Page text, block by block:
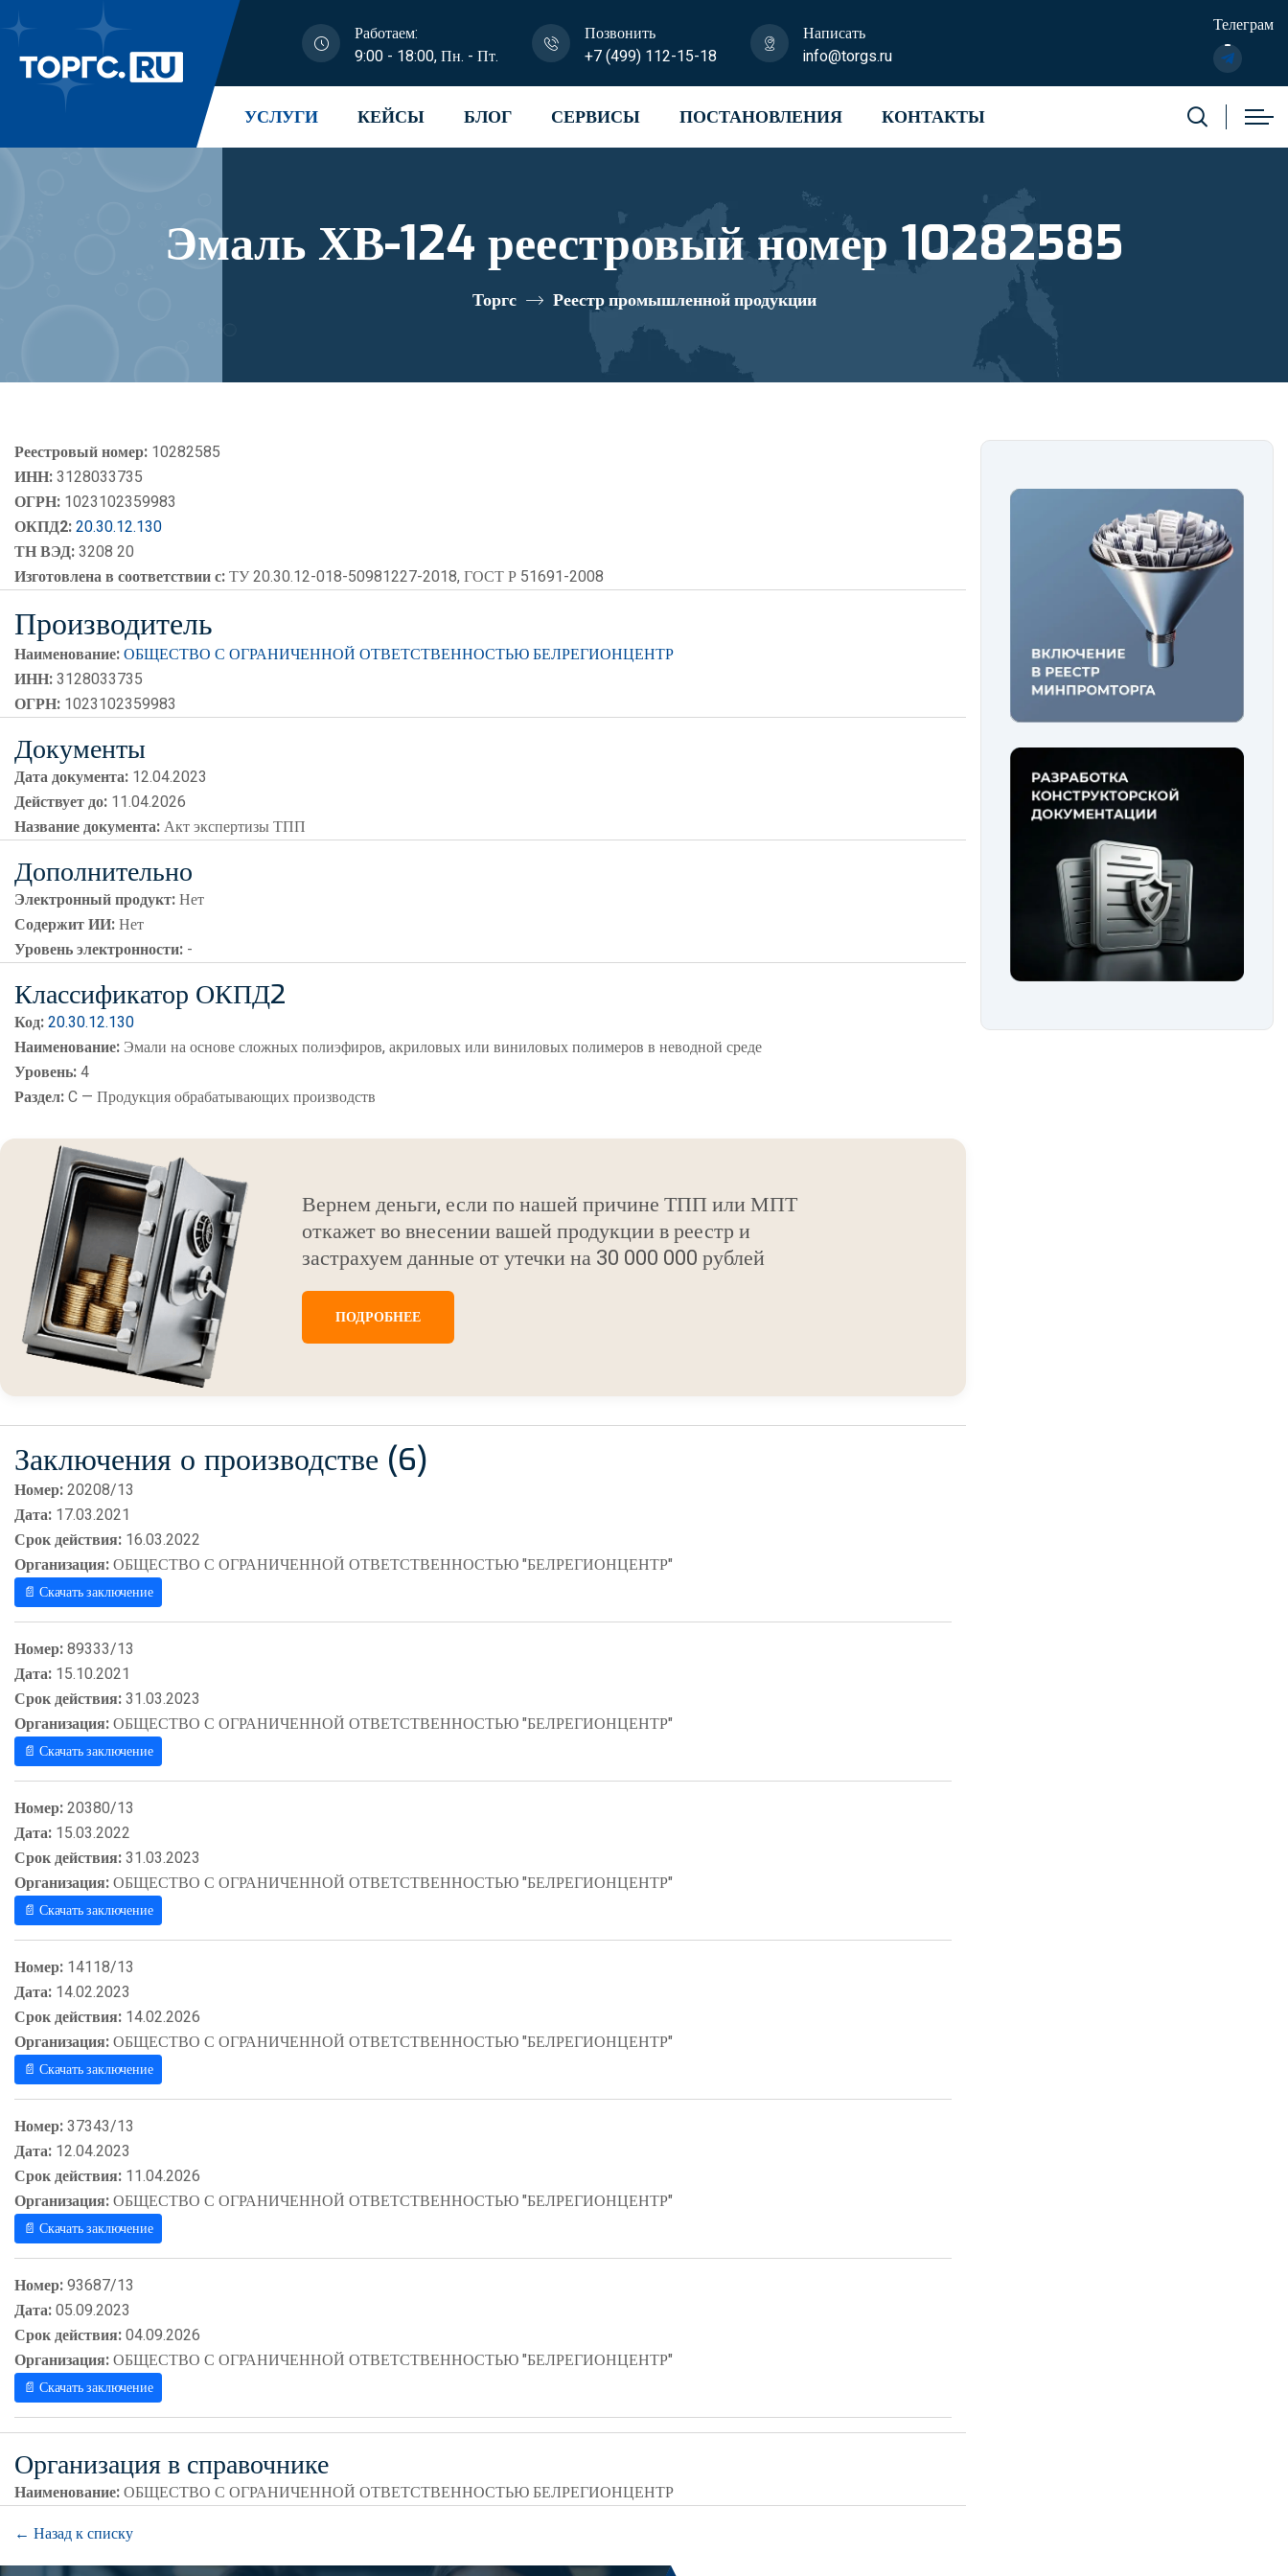
Работаем:
9:00 - 18:00, Пн. - Пт.
Позвонить
+7 (499) 112-15-18
Написать
info@torgs.ru
Телеграм
УСЛУГИ КЕЙСЫ БЛОГ СЕРВИСЫ ПОСТАНОВЛЕНИЯ КОНТАКТЫ
Эмаль ХВ-124 реестровый номер 10282585
Торгс Реестр промышленной продукции
Реестровый номер: 10282585
ИНН:3128033735
ОГРН: 1023102359983
ОКПД2:20.30.12.130
ТН ВЭД:3208 20
Изготовлена в соответствии с:ТУ 20.30.12-018-50981227-2018, ГОСТ Р 51691-2008
Производитель
Наименование:ОБЩЕСТВО С ОГРАНИЧЕННОЙ ОТВЕТСТВЕННОСТЬЮ БЕЛРЕГИОНЦЕНТР
ИНН:3128033735
ОГРН: 1023102359983
Документы
Дата документа: 12.04.2023
Действует до: 11.04.2026
Название документа:Акт экспертизы ТПП
Дополнительно
Электронный продукт:Нет
Содержит ИИ:Нет
Уровень электронности: -
Классификатор ОКПД2
Код:20.30.12.130
Наименование: Эмали на основе сложных полиэфиров, акриловых или виниловых полимеров в неводной среде
Уровень:4
Раздел:C — Продукция обрабатывающих производств
Вернем деньги, если по нашей причине ТПП или МПТ
откажет во внесении вашей продукции в реестр и
застрахуем данные от утечки на 30 000 000 рублей
ПОДРОБНЕЕ
Заключения о производстве (6)
Номер:20208/13
Дата: 17.03.2021
Срок действия: 16.03.2022
Организация:ОБЩЕСТВО С ОГРАНИЧЕННОЙ ОТВЕТСТВЕННОСТЬЮ "БЕЛРЕГИОНЦЕНТР"
📄 Скачать заключение
Номер:89333/13
Дата: 15.10.2021
Срок действия:31.03.2023
Организация:ОБЩЕСТВО С ОГРАНИЧЕННОЙ ОТВЕТСТВЕННОСТЬЮ "БЕЛРЕГИОНЦЕНТР"
📄 Скачать заключение
Номер:20380/13
Дата: 15.03.2022
Срок действия:31.03.2023
Организация:ОБЩЕСТВО С ОГРАНИЧЕННОЙ ОТВЕТСТВЕННОСТЬЮ "БЕЛРЕГИОНЦЕНТР"
📄 Скачать заключение
Номер: 14118/13
Дата: 14.02.2023
Срок действия: 14.02.2026
Организация:ОБЩЕСТВО С ОГРАНИЧЕННОЙ ОТВЕТСТВЕННОСТЬЮ "БЕЛРЕГИОНЦЕНТР"
📄 Скачать заключение
Номер:37343/13
Дата: 12.04.2023
Срок действия: 11.04.2026
Организация:ОБЩЕСТВО С ОГРАНИЧЕННОЙ ОТВЕТСТВЕННОСТЬЮ "БЕЛРЕГИОНЦЕНТР"
📄 Скачать заключение
Номер:93687/13
Дата:05.09.2023
Срок действия:04.09.2026
Организация:ОБЩЕСТВО С ОГРАНИЧЕННОЙ ОТВЕТСТВЕННОСТЬЮ "БЕЛРЕГИОНЦЕНТР"
📄 Скачать заключение
Организация в справочнике
Наименование:ОБЩЕСТВО С ОГРАНИЧЕННОЙ ОТВЕТСТВЕННОСТЬЮ БЕЛРЕГИОНЦЕНТР
← Назад к списку